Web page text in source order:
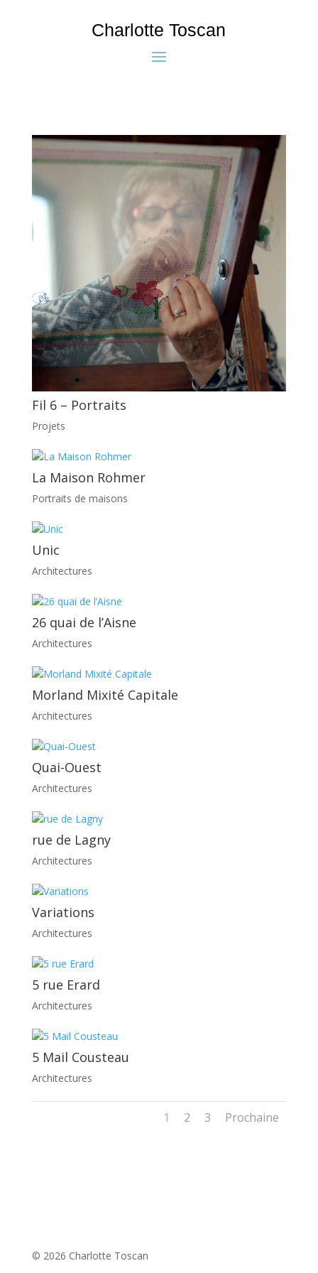
Charlotte Toscan
Fil 6 – Portraits
Projets
La Maison Rohmer
Portraits de maisons
Unic
Architectures
26 quai de l’Aisne
Architectures
Morland Mixité Capitale
Architectures
Quai-Ouest
Architectures
rue de Lagny
Architectures
Variations
Architectures
5 rue Erard
Architectures
5 Mail Cousteau
Architectures
1 2 3 Prochaine
© 2026 Charlotte Toscan